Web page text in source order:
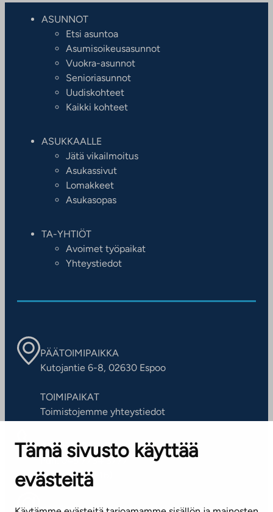
Tämä sivusto käyttää
evästeitä
ASUNNOT
Etsi asuntoa
Asumisoikeusasunnot
Vuokra-asunnot
Senioriasunnot
Uudiskohteet
Kaikki kohteet
ASUKKAALLE
Jätä vikailmoitus
Asukassivut
Lomakkeet
Asukasopas
TA-YHTIÖT
Avoimet työpaikat
Yhteystiedot
PÄÄTOIMIPAIKKA
Kutojantie 6-8, 02630 Espoo
TOIMIPAIKAT
Toimistojemme yhteystiedot
ASIAKASPALVELUKESKUS
Puh. 045 7734 3777
(arkisin klo 8-16)
info@ta.fi